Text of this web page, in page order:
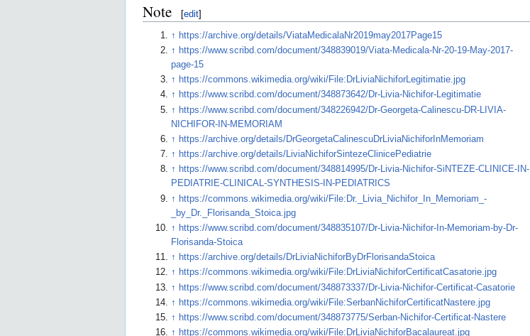
Note [edit]
↑ https://archive.org/details/ViataMedicalaNr2019may2017Page15
↑ https://www.scribd.com/document/348839019/Viata-Medicala-Nr-20-19-May-2017-
page-15
↑ https://commons.wikimedia.org/wiki/File:DrLiviaNichiforLegitimatie.jpg
↑ https://www.scribd.com/document/348873642/Dr-Livia-Nichifor-Legitimatie
↑ https://www.scribd.com/document/348226942/Dr-Georgeta-Calinescu-DR-LIVIA-
NICHIFOR-IN-MEMORIAM
↑ https://archive.org/details/DrGeorgetaCalinescuDrLiviaNichiforInMemoriam
↑ https://archive.org/details/LiviaNichiforSintezeClinicePediatrie
↑ https://www.scribd.com/document/348814995/Dr-Livia-Nichifor-SiNTEZE-CLINICE-IN-
PEDIATRIE-CLINICAL-SYNTHESIS-IN-PEDIATRICS
↑ https://commons.wikimedia.org/wiki/File:Dr._Livia_Nichifor_In_Memoriam_-
_by_Dr._Florisanda_Stoica.jpg
↑ https://www.scribd.com/document/348835107/Dr-Livia-Nichifor-In-Memoriam-by-Dr-
Florisanda-Stoica
↑ https://archive.org/details/DrLiviaNichiforByDrFlorisandaStoica
↑ https://commons.wikimedia.org/wiki/File:DrLiviaNichiforCertificatCasatorie.jpg
↑ https://www.scribd.com/document/348873337/Dr-Livia-Nichifor-Certificat-Casatorie
↑ https://commons.wikimedia.org/wiki/File:SerbanNichiforCertificatNastere.jpg
↑ https://www.scribd.com/document/348873775/Serban-Nichifor-Certificat-Nastere
↑ https://commons.wikimedia.org/wiki/File:DrLiviaNichiforBacalaureat.jpg